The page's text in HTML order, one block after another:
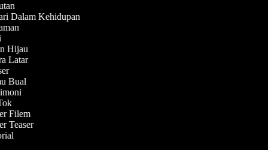
Dalam Kehidupan
Hijau
Latar
Bual
Filem
Teaser